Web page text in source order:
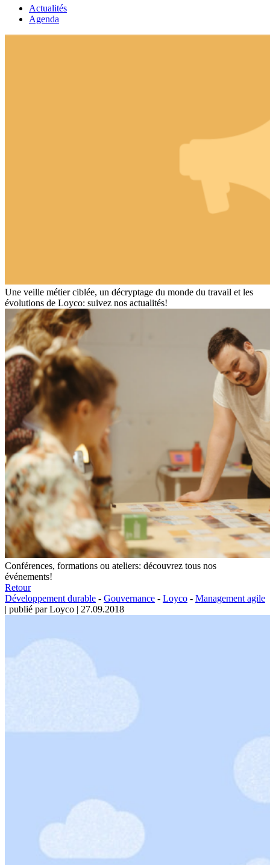
Actualités
Agenda
Une veille métier ciblée, un décryptage du monde du travail et les
évolutions de Loyco: suivez nos actualités!
Conférences, formations ou ateliers: découvrez tous nos
événements!
Retour
Développement durable - Gouvernance - Loyco - Management agile
| publié par Loyco | 27.09.2018